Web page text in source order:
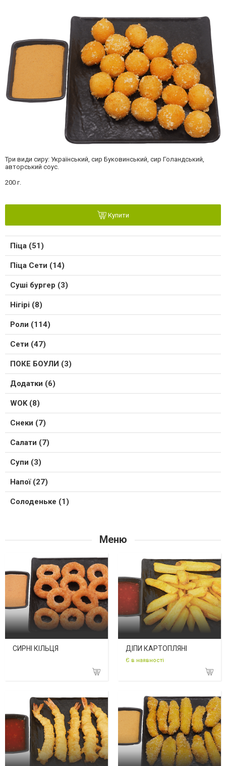
Три види сиру: Український, сир Буковинський, сир Голандський,
авторський соус.
200 г.
Купити
Піца (51)
Піца Сети (14)
Суші бургер (3)
Нігірі (8)
Роли (114)
Сети (47)
ПОКЕ БОУЛИ (3)
Додатки (6)
WOK (8)
Снеки (7)
Салати (7)
Супи (3)
Напої (27)
Солоденьке (1)
Меню
СИРНІ КІЛЬЦЯ ДІПИ КАРТОПЛЯНІ
Є в наявності